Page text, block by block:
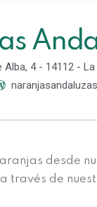
Alba, 4 - 14112 -
desde
través de